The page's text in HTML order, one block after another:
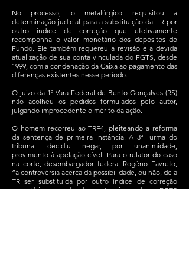
No processo, o metalúrgico requisitou a
determinação judicial para a substituição da TR por
outro índice de correção que efetivamente
recomponha o valor monetário dos depósitos do
Fundo. Ele também requereu a revisão e a devida
atualização de sua conta vinculada do FGTS, desde
1999, com a condenação da Caixa ao pagamento das
diferenças existentes nesse período.
O juízo da 1ª Vara Federal de Bento Gonçalves (RS)
não acolheu os pedidos formulados pelo autor,
julgando improcedente o mérito da ação.
O homem recorreu ao TRF4, pleiteando a reforma
da sentença de primeira instância. A 3ª Turma do
tribunal decidiu negar, por unanimidade,
provimento à apelação cível. Para o relator do caso
na corte, desembargador federal Rogério Favreto,
“a controvérsia acerca da possibilidade, ou não, de a
TR ser substituída por outro índice de correção
monetária nos saldos das contas vinculadas ao FGTS